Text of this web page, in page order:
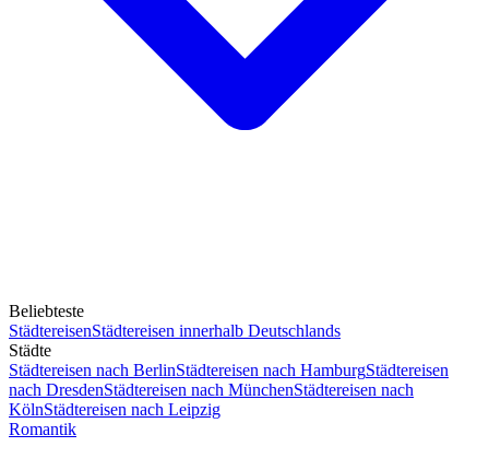
Beliebteste
StädtereisenStädtereisen innerhalb Deutschlands
Städte
Städtereisen nach BerlinStädtereisen nach HamburgStädtereisen
nach DresdenStädtereisen nach MünchenStädtereisen nach
KölnStädtereisen nach Leipzig
Romantik